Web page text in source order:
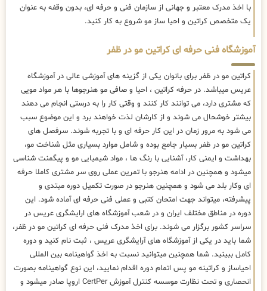
با اخذ مدرک معتبر و جهانی از سازمان فنی و حرفه ای، بدون وقفه به عنوان
یک متخصص کراتین و احیا ساز مو شروع به کار کنید.
آموزشگاه فنی حرفه ای کراتین مو در ظفر
کراتین مو در ظفر برای بانوان یکی از گزینه های آموزشی عالی در آموزشگاه
عریس میباشد. در حرفه کراتین ، احیا و صافی مو هنرجوها با هر مواد مویی
که مشتری دارد، می توانند کار کنند و وقتی کار را به درستی انجام می دهند
بیشتر خوشحال می شوند و از کارشان لذت خواهند برد و این موضوع سبب
می شود به مرور زمان در این کار حرفه ای و با تجربه شوند. سرفصل های
کراتین مو در ظفر بسیار جامع بوده و شامل موارد بسیاری مثل شناخت مو،
بهداشت و ایمنی کار، آشنایی با رنگ ها ، مواد شیمیایی مو و پیگمنت شناسی
میشود و همچنین در ادامه هنرجو با تمرین عملی روی سر مشتری کاملا حرفه
ای وکار بلد می شود و همچنین هنرجو در صورت تکمیل دوره مبتدی و
پیشرفته، میتواند جهت امتحان کتبی و عملی فنی حرفه ای آماده شود. این
دوره در مناطق مختلف ایران و در شعب آموزشگاه های ارایشگری عریس در
سراسر کشور برگزار می شوند. برای اخذ مدرک فنی حرفه ای کراتین مو در ظفر،
شما باید در یکی از آموزشگاه های آرایشگری عریس ، ثبت نام کنید و دوره
کامل ببینید. شما همچنین میتوانید نسبت به اخذ گواهینامه بین المللی
احیاساز و کراتینه مو پس اتمام دوره اقدام نمایید، این نوع گواهینامه بصورت
انحصاری و تحت نظارت موسسه کنترل آموزش CertPer اروپا صادر میشود و